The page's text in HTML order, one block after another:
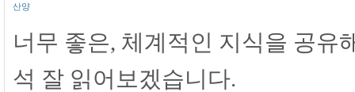
산양
너무 좋은, 체계적인 지식을 공유
석 잘 읽어보겠습니다.